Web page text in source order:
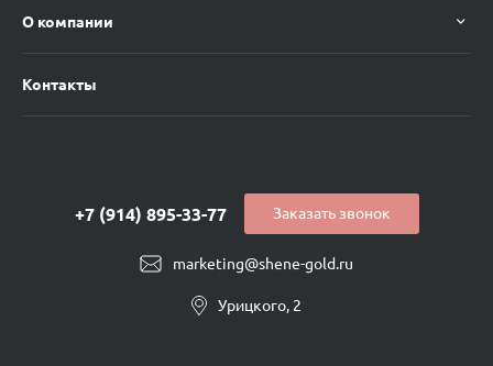
О компании
Контакты
marketing@shene-gold.ru
+7 (914) 895-33-77
Урицкого, 2
Заказать звонок